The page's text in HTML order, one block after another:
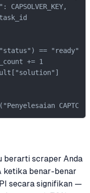
CAPSOLVER_KEY,
== "ready":
+= 1
CAPTCHA
berarti scraper Anda
ketika benar-benar
secara signifikan —